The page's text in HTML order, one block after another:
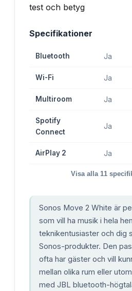
Specifikationer
Bluetooth Ja
Wi-Fi Ja
Multiroom Ja
Spotify
Connect
Ja
AirPlay 2 Ja
Visa alla 11
Sonos Move 2 White är
som vill ha musik i hela
teknikentusiaster och dig
Sonos-produkter. Den
ofta har gäster och vill
mellan olika rum eller
med JBL bluetooth-